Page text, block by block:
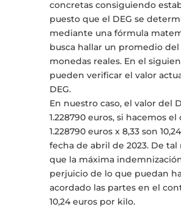
concretas consiguiendo
puesto que el DEG se
mediante una fórmula
busca hallar un promedio del
monedas reales. En el
pueden verificar el valor
DEG.
En nuestro caso, el valor del
1.228790 euros, si hacemos el
1.228790 euros x 8,33 son
fecha de abril de 2023. De tal
que la máxima
perjuicio de lo que puedan
acordado las partes en el
10,24 euros por kilo.